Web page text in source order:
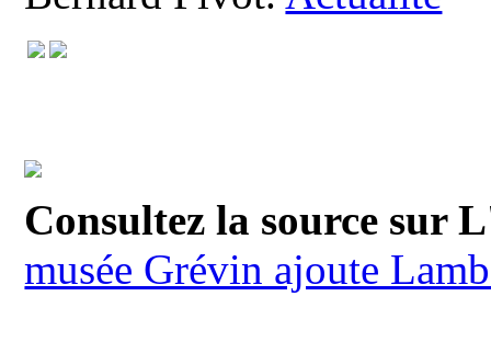
Consultez la source sur
musée Grévin ajoute